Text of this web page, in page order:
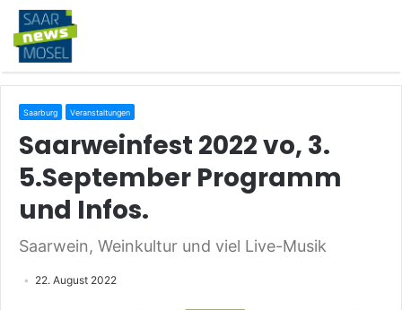
Saarburg Veranstaltungen
Saarweinfest 2022 vo, 3.
5.September Programm
und Infos.
Saarwein, Weinkultur und viel Live-Musik
22. August 2022